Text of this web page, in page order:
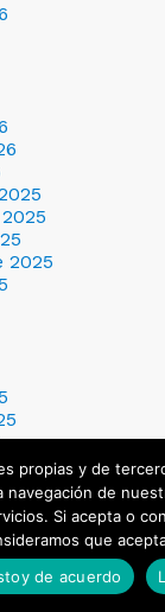
2025
2024
propias y de
navegación de
Si acepta o
que
de acuerdo